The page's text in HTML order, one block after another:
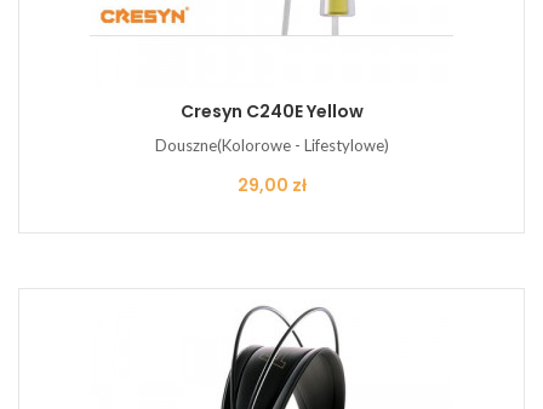
Cresyn C240E Yellow
Douszne(Kolorowe - Lifestylowe)
Cena
29,00 zł